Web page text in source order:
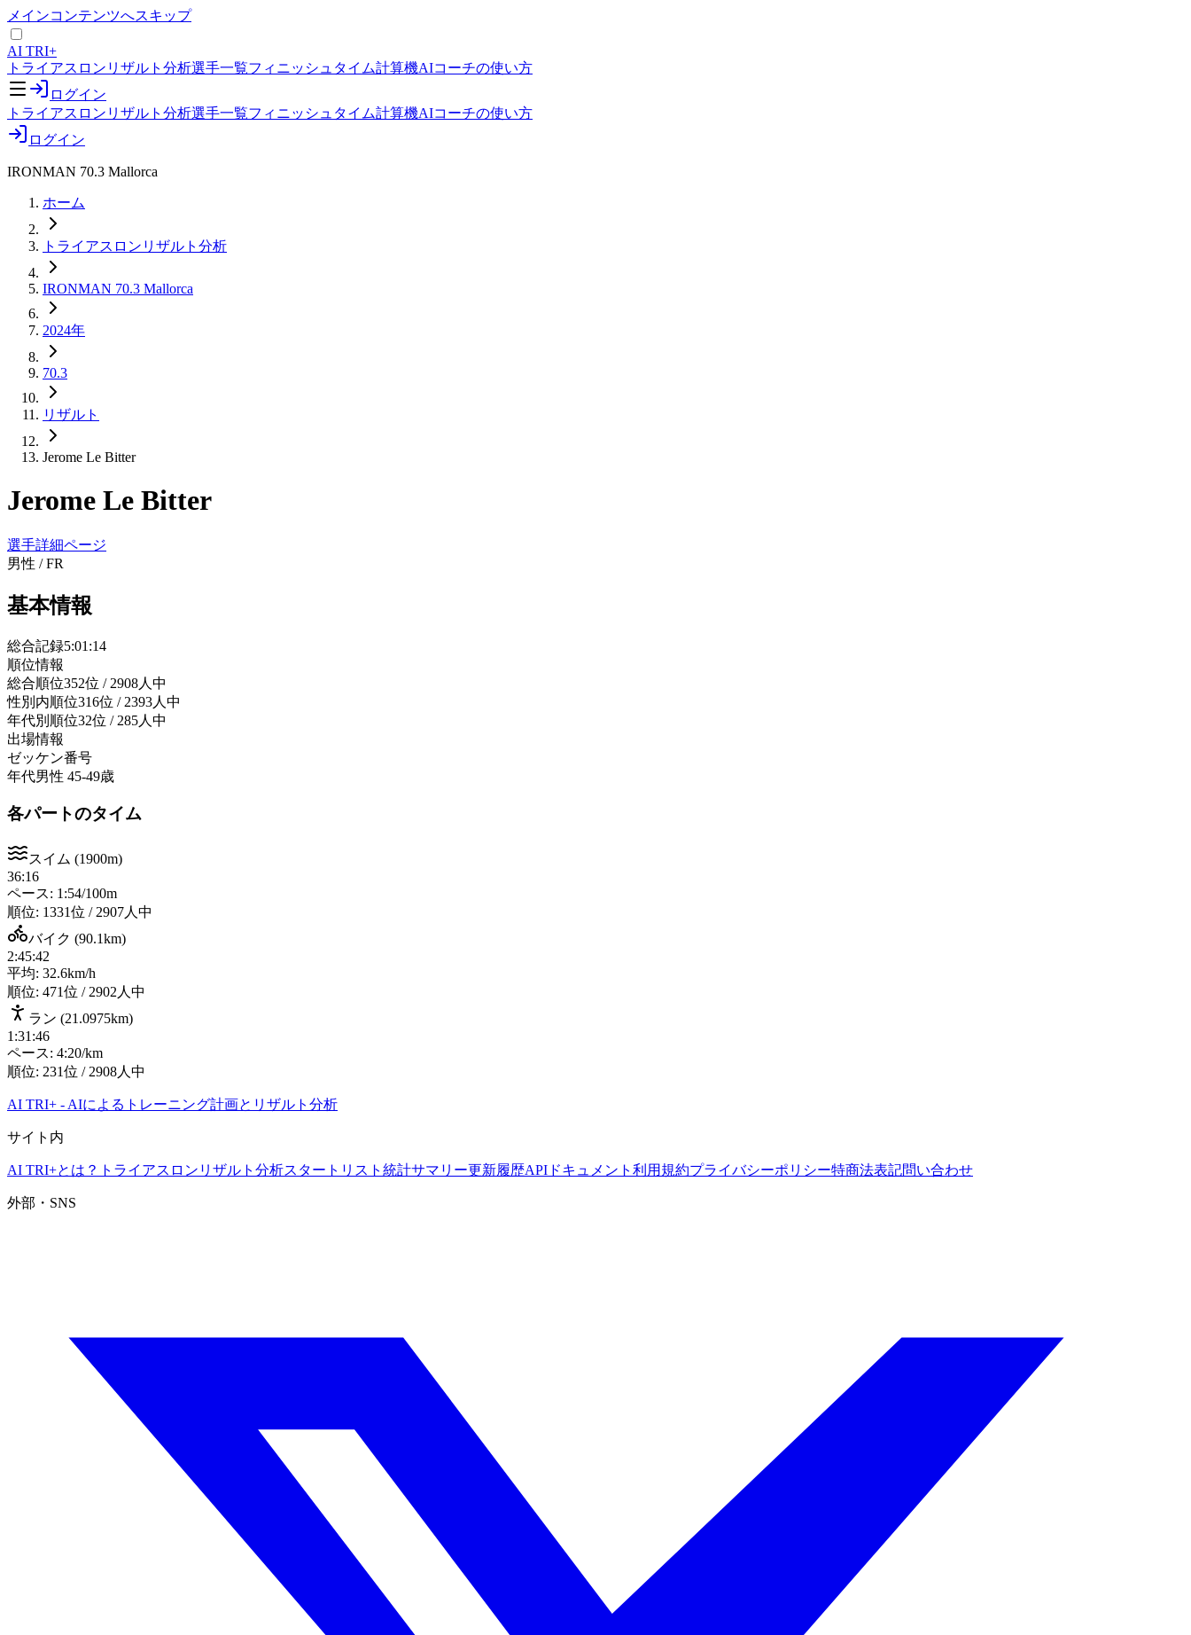
メインコンテンツへスキップ
AI TRI+
トライアスロンリザルト分析選手一覧フィニッシュタイム計算機AIコーチの使い方
ログイン
トライアスロンリザルト分析選手一覧フィニッシュタイム計算機AIコーチの使い方
ログイン
IRONMAN 70.3 Mallorca
ホーム
トライアスロンリザルト分析
IRONMAN 70.3 Mallorca
2024年
70.3
リザルト
Jerome Le Bitter
Jerome Le Bitter
選手詳細ページ
男性 /FR
基本情報
総合記録5:01:14
順位情報
総合順位352位 / 2908人中
性別内順位316位 / 2393人中
年代別順位32位 / 285人中
出場情報
ゼッケン番号
年代男性 45-49歳
各パートのタイム
スイム (1900m)
36:16
ペース: 1:54/100m
順位: 1331位 / 2907人中
バイク (90.1km)
2:45:42
平均: 32.6km/h
順位: 471位 / 2902人中
ラン (21.0975km)
1:31:46
ペース: 4:20/km
順位: 231位 / 2908人中
AI TRI+ - AIによるトレーニング計画とリザルト分析
サイト内
AI TRI+とは？ トライアスロンリザルト分析スタートリスト 統計サマリー更新履歴APIドキュメント 利用規約プライバシーポリシー特商法表記問い合わせ
外部・SNS